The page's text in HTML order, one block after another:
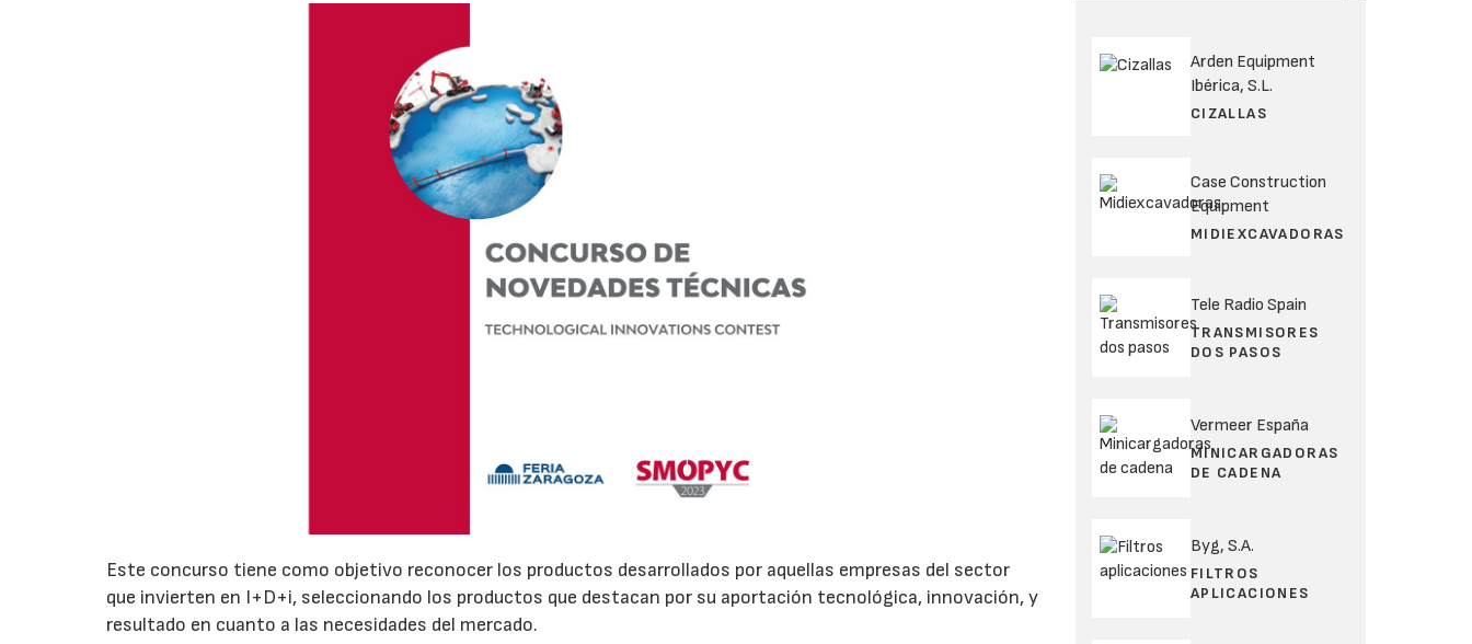
Este concurso tiene como objetivo reconocer los productos desarrollados por aquellas empresas del sector
que invierten en I+D+i, seleccionando los productos que destacan por su aportación tecnológica, innovación, y
resultado en cuanto a las necesidades del mercado.
Arden Equipment
Ibérica, S.L.
CIZALLAS
Case Construction
Equipment
MIDIEXCAVADORAS
Tele Radio Spain
TRANSMISORES
DOS PASOS
Vermeer España
MINICARGADORAS
DE CADENA
Byg, S.A.
FILTROS
APLICACIONES